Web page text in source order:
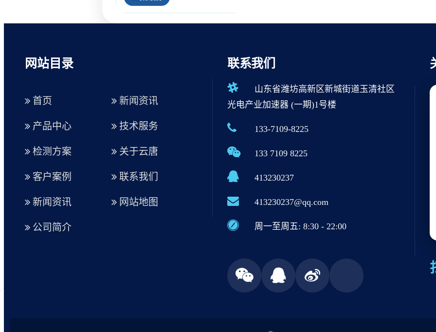
网站目录
首页
产品中心
检测方案
客户案例
新闻资讯
公司简介
新闻资讯
技术服务
关于云唐
联系我们
网站地图
联系我们
山东省潍坊高新区新城街道玉清社区
光电产业加速器 (一期)1号楼
133-7109-8225
133 7109 8225
413230237
413230237@qq.com
周一至周五: 8:30 - 22:00